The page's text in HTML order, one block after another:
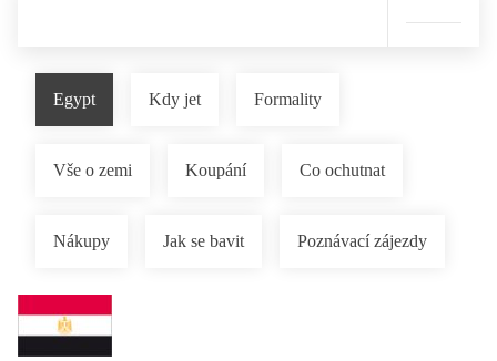
Egypt Kdy jet Formality
Vše o zemi Koupání Co ochutnat
Nákupy Jak se bavit Poznávací zájezdy